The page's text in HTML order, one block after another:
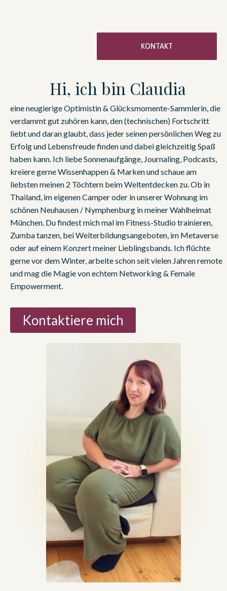
KONTAKT
Hi, ich bin Claudia
eine neugierige Optimistin & Glücksmomente-Sammlerin, die
verdammt gut zuhören kann, den (technischen) Fortschritt
liebt und daran glaubt, dass jeder seinen persönlichen Weg zu
Erfolg und Lebensfreude finden und dabei gleichzeitig Spaß
haben kann. Ich liebe Sonnenaufgänge, Journaling, Podcasts,
kreiere gerne Wissenhappen & Marken und schaue am
liebsten meinen 2 Töchtern beim Weltentdecken zu. Ob in
Thailand, im eigenen Camper oder in unserer Wohnung im
schönen Neuhausen / Nymphenburg in meiner Wahlheimat
München. Du findest mich mal im Fitness-Studio trainieren,
Zumba tanzen, bei Weiterbildungsangeboten, im Metaverse
oder auf einem Konzert meiner Lieblingsbands. Ich flüchte
gerne vor dem Winter, arbeite schon seit vielen Jahren remote
und mag die Magie von echtem Networking & Female
Empowerment.
Kontaktiere mich